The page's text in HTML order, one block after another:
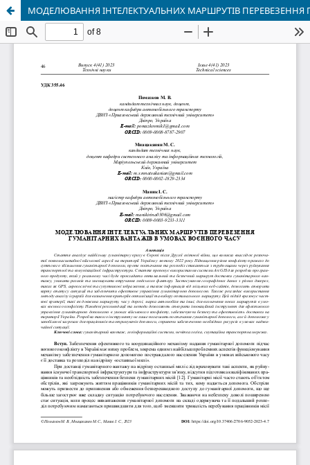
МОДЕЛЮВАННЯ ІНТЕЛЕКТУАЛЬНИХ МАРШРУТІВ